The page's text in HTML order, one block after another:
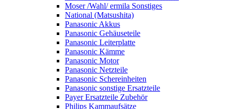
Moser /Wahl/ ermila Sonstiges
National (Matsushita)
Panasonic Akkus
Panasonic Gehäuseteile
Panasonic Leiterplatte
Panasonic Kämme
Panasonic Motor
Panasonic Netzteile
Panasonic Schereinheiten
Panasonic sonstige Ersatzteile
Payer Ersatzteile Zubehör
Philips Kammaufsätze